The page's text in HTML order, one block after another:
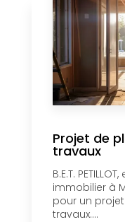
Projet de
travaux
B.E.T.
immobilier à
pour un
travaux....